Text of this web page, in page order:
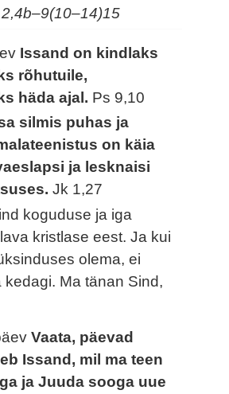
Issand on kindlaks
rõhutuile,
häda ajal. Ps 9,10
silmis puhas ja
on käia
ja lesknaisi
Jk 1,27
koguduse ja iga
kristlase eest. Ja kui
olema, ei
kedagi. Ma tänan Sind,
Vaata, päevad
Issand, mil ma teen
ja Juuda sooga uue